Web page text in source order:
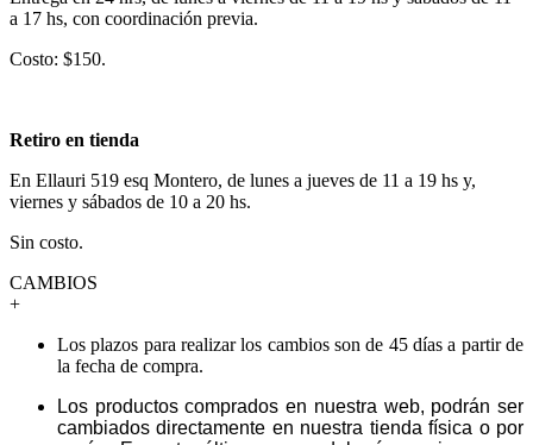
a 17 hs, con coordinación previa.
Costo: $150.
Retiro en tienda
En Ellauri 519 esq Montero, de lunes a jueves de 11 a 19 hs y,
viernes y sábados de 10 a 20 hs.
Sin costo.
CAMBIOS
+
Los plazos para realizar los cambios son de 45 días a partir de
la fecha de compra.
Los productos comprados en nuestra web, podrán ser
cambiados directamente en nuestra tienda física o por